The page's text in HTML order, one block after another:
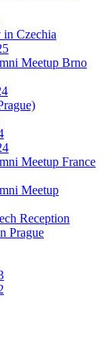
in Czechia
Meetup Brno
Meetup France
Meetup
Reception
Prague